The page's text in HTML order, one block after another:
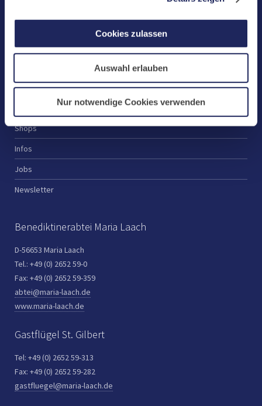
Cookies zulassen
Auswahl erlauben
Nur notwendige Cookies verwenden
Spenden
Bestattungen
Laacher See
Shops
Infos
Jobs
Newsletter
Benediktinerabtei Maria Laach
D-56653 Maria Laach
Tel.: +49 (0) 2652 59-0
Fax: +49 (0) 2652 59-359
abtei@maria-laach.de
www.maria-laach.de
Gastflügel St. Gilbert
Tel: +49 (0) 2652 59-313
Fax: +49 (0) 2652 59-282
gastfluegel@maria-laach.de